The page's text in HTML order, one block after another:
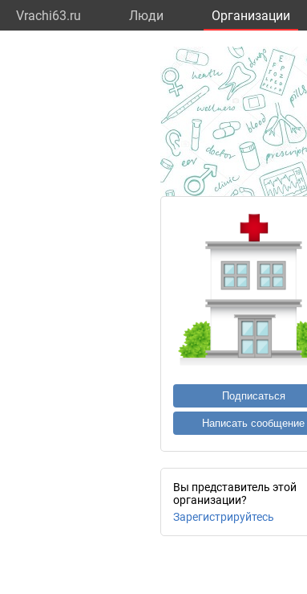
Vrachi63.ru Люди Организации
Подписаться
Написать сообщение
Вы представитель этой
организации?
Зарегистрируйтесь